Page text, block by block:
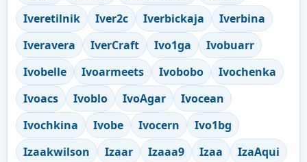
Iveretilnik
Iver2c Iverbickaja
Iverbina
Iveravera
IverCraft Ivo1ga
Ivobuarr
Ivobelle
Ivoarmeets Ivobobo
Ivochenka
Ivoacs
Ivoblo IvoAgar
Ivocean
Ivochkina
Ivobe Ivocern
Ivo1bg
Izaakwilson
Izaar Izaaa9 Izaa
IzaAqui